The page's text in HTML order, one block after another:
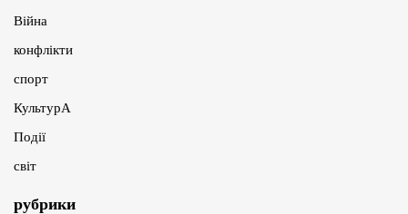
Війна
конфлікти
спорт
КультурА
Події
світ
рубрики